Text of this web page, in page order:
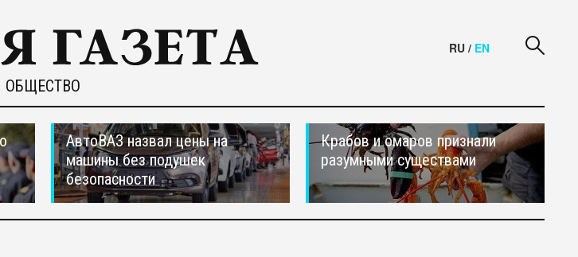
ОБЩЕСТВО
RU / EN
АвтоВАЗ назвал цены на
машины без подушек
безопасности
Крабов и омаров признали
разумными существами